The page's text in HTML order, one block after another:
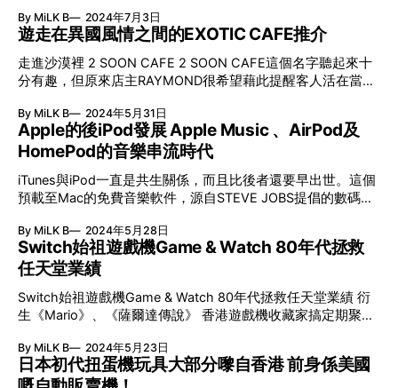
碟，將白飯跟咖喱汁完全分開，白飯就像日落的太陽半邊臉藏
在咖喱汁後。吃咖喱飯如欣賞美景，讓吃飯這件事變得甚有詩
意。至於⋯⋯游泳池煙灰缸這件陶器就放心交給我做好了！
Plate 3
格……不斷求變，走出Comfort Zone。今次，Jerry +Jacky合
作的《81》，也是轉變，挑戰傳統港漫比較少見的創作–由寫
戰「畫女」了解女人心 我馬上投出直球，問Jerry怎樣「全心
全意」去「畫女」：「Jacky（
利，本月的《死侍與狼人》（Deadpool & Wolverine）絕對是
最萬眾期待兼Marvel Studios「救命」之作！死侍能否真的救
世拯救MCU票房呢？ 一向在限制級領域大放異彩的死侍
（Deadpool），早在前導預告上自稱為「Marvel耶穌」準備
救世，加上網民瘋狂揣測今集會有幾多來自不同宇宙的勁爆客
串演出（當然，還有彩蛋），不少大家極希望會出現的「大人
物」，例如Chris Evans（會以Human Torch回歸？）、
Wesley Snipes（原裝Blade？）、Jennifer Gardnder（舊版夜
魔俠的Electra？）、Halle Berry（X-Men暴風女神Storm）……
大家暫時淨係空想已經心興奮！ 限制級一樣救到MCU？ Ryan
Reynolds與Hugh Jackman兩人不但老友鬼鬼，在宣傳《死侍
By MiLK B 2024年7月3日
遊走在異國風情之間的EXOTIC CAFE推介
走進沙漠裡 2 SOON CAFE 2 SOON CAFE這個名字聽起來十
分有趣，但原來店主RAYMOND很希望藉此提醒客人活在當
很多人特意前往打卡，因為它的裝潢主題十分特別，其設計靈
感來自沙漠和夕陽，店內主要以大地色調為主，結合紅磚和充
滿自然紋理的材質呈現，打造出一個宛如洞穴和沙漠般的用餐
空間，加上石頭形狀的吊燈和熱帶植物作點綴，而且特意選用
暖色燈光，不但可以呈現出夕陽的意境，而且十分配合由紅磚
砌成的拱形大門和門外的仙人掌，讓人彷彿迷失於潦闊的沙
漠。 2 SOON CAFE還提供多款十分適合打卡的飲品和料理，
當中的蟹肉伏特加香辣蕃茄忌廉粗管通粉便以VODKA調配成
充滿特色的醬汁，加上口感煙韌的粗管通粉，味道香辣又開
胃，令人食完一口又一口，還有採用日本進口的宇治抹茶粉製
成的MATCHA DIRTY、鐵觀音拿鐵和招牌飲品SUNSET同樣很
受歡迎，相信走進2 SOON CAFE時更能感受到大自然無拘無
By MiLK B 2024年5月31日
Apple的後iPod發展 Apple Music 、AirPod及
HomePod的音樂串流時代
iTunes與iPod一直是共生關係，而且比後者還要早出世。這個
預載至Mac的免費音樂軟件，源自STEVE JOBS提倡的數碼生
機、音樂播放器等數碼產品，讓用家一站式傳輸及管理相片、
影片、歌曲等資料；同時也可將複雜的功能轉移至電腦，令數
碼產品更輕巧易用。最初，STEVE JOBS希望ADOBE開發
Macintosh版本的ADOBE PREMIERE，方便用家經FireWire即
時將影片傳輸至電腦進行剪接，但對方卻以使用率低為由拒
絕，觸發Apple從1999年開始自行開發Final Cut Pro、
iMovie、iDVD、iPhoto和GarageBand等創作類軟件。至於在
2001年1月發表的iTunes，前身是音樂管理軟件SOUNDJAM，
2000年被Apple收購後換上經簡化的操作介面，以及增加CD
By MiLK B 2024年5月28日
Switch始祖遊戲機Game & Watch 80年代拯救
任天堂業績
Switch始祖遊戲機Game & Watch 80年代拯救任天堂業績 衍
生《Mario》、《薩爾達傳說》 香港遊戲機收藏家搞定期聚會
間Switch的成功，而令公司收入大幅增加。 最近，任天堂亦
公開下一代Switch後繼機的出版進度，最遲2025年3月便會揭
By MiLK B 2024年5月23日
日本初代扭蛋機玩具大部分嚟自香港 前身係美國